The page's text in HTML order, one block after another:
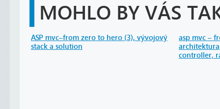
MOHLO BY VÁS
ASP mvc–from zero to hero (3), vývojový
stack a solution
asp mvc –
controller,